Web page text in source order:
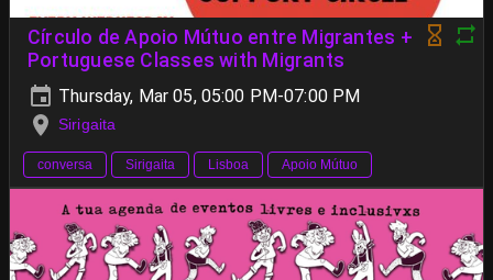
Círculo de Apoio Mútuo entre Migrantes +
Portuguese Classes with Migrants
Thursday, Mar 05, 05:00 PM-07:00 PM
Sirigaita
conversa Sirigaita Lisboa Apoio Mútuo